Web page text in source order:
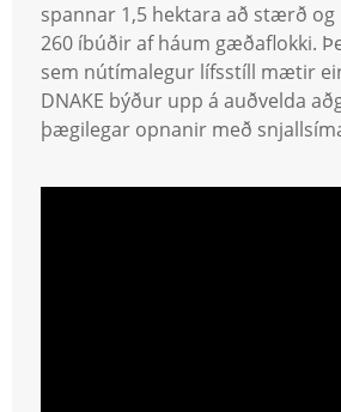
spannar 1,5 hektara að stærð
260 íbúðir af háum gæðaflokki.
sem nútímalegur lífsstíll mætir
DNAKE býður upp á auðvelda
þægilegar opnanir með